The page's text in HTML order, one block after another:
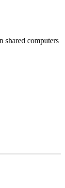
shared computers